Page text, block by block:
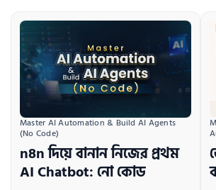
Master AI Automation & Build AI Agents
(No Code)
n8n দিয়ে বানান নিজের প্রথম
AI Chatbot: নো কোড